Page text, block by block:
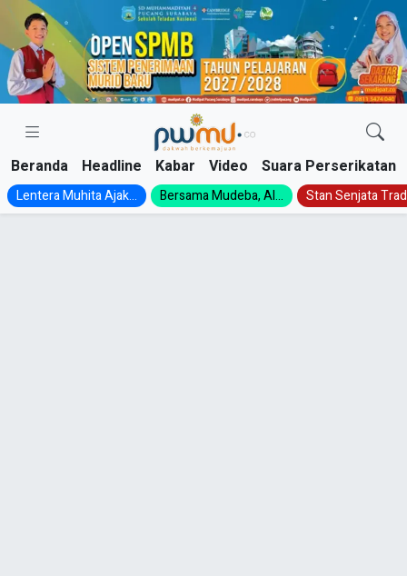
Skip
content
Beranda Headline Kabar Video Suara Perserikatan
Lentera Muhita Ajak... Bersama Mudeba, Al... Stan Senjata